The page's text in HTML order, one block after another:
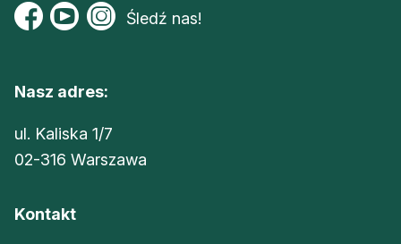
Śledź nas!
Nasz adres:
ul. Kaliska 1/7
02-316 Warszawa
Kontakt